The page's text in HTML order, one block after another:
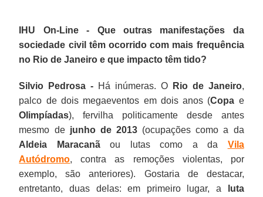
IHU On-Line - Que outras manifestações da
sociedade civil têm ocorrido com mais frequência
no Rio de Janeiro e que impacto têm tido?
Silvio Pedrosa - Há inúmeras. O Rio de Janeiro,
palco de dois megaeventos em dois anos (Copa e
Olimpíadas), fervilha politicamente desde antes
mesmo de junho de 2013 (ocupações como a da
Aldeia Maracanãou lutas como a da Vila
Autódromo, contra as remoções violentas, por
exemplo, são anteriores). Gostaria de destacar,
entretanto, duas delas: em primeiro lugar, a
luta